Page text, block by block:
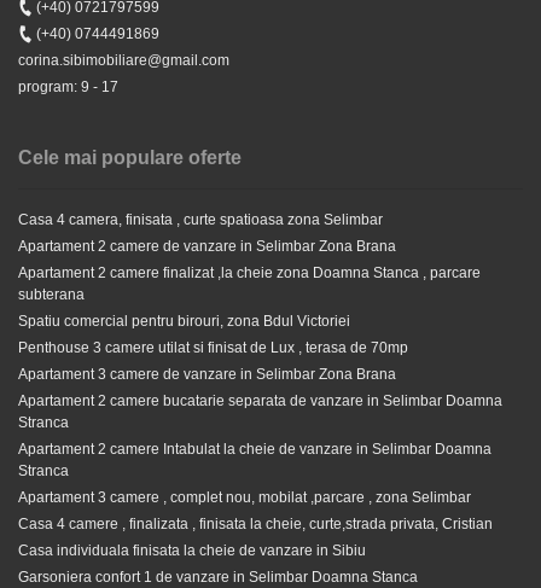
78.900 EUR
Apartament 3 camere etaj 2 de vanzare in Selimbar
76.800 EUR
Stiri
Goana dupa apartamente noi finalizate si intabulate in
(+40) 0721797599
(+40) 0744491869
corina.sibimobiliare@gmail.com
program: 9 - 17
Cele mai populare oferte
Casa 4 camera, finisata , curte spatioasa zona Selimbar
Apartament 2 camere de vanzare in Selimbar Zona Brana
Apartament 2 camere finalizat ,la cheie zona Doamna Stanca , parcare
subterana
Spatiu comercial pentru birouri, zona Bdul Victoriei
Penthouse 3 camere utilat si finisat de Lux , terasa de 70mp
Apartament 3 camere de vanzare in Selimbar Zona Brana
Apartament 2 camere bucatarie separata de vanzare in Selimbar Doamna
Stranca
Apartament 2 camere Intabulat la cheie de vanzare in Selimbar Doamna
Stranca
Apartament 3 camere , complet nou, mobilat ,parcare , zona Selimbar
Casa 4 camere , finalizata , finisata la cheie, curte,strada privata, Cristian
Casa individuala finisata la cheie de vanzare in Sibiu
Garsoniera confort 1 de vanzare in Selimbar Doamna Stanca